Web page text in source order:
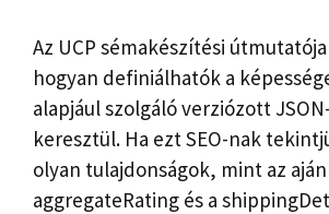
Az UCP sémakészítési
hogyan definiálhatók a
alapjául szolgáló verziózott
keresztül. Ha ezt SEO-nak
olyan tulajdonságok, mint az
aggregateRating és a